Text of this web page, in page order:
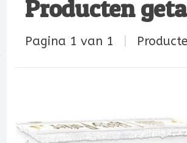
Producten
Pagina 1 van 1